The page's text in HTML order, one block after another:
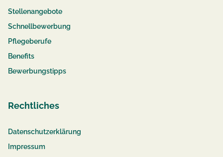
Stellenangebote
Schnellbewerbung
Pflegeberufe
Benefits
Bewerbungstipps
Rechtliches
Datenschutzerklärung
Impressum